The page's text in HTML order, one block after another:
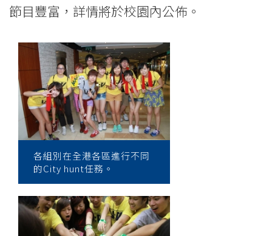
節目豐富，詳情將於校園內公佈。
各組別在全港各區進行不同
的City hunt任務。